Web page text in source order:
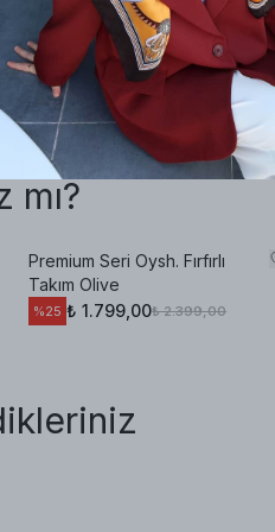
mı?
Premium Seri Oysh. Fırfırlı
Takım Olive
%25 ₺ 1.799,00₺ 2.399,00